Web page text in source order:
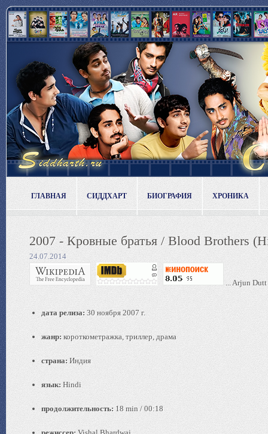
ГЛАВНАЯ СИДДХАРТ БИОГРАФИЯ ХРОНИКА
2007 - Кровные братья / Blood Brothers
24.07.2014
... Arjun Dutt
дата релиза: 30 ноября 2007 г.
жанр: короткометражка, триллер, драма
страна: Индия
язык: Hindi
продолжительность: 18 min / 00:18